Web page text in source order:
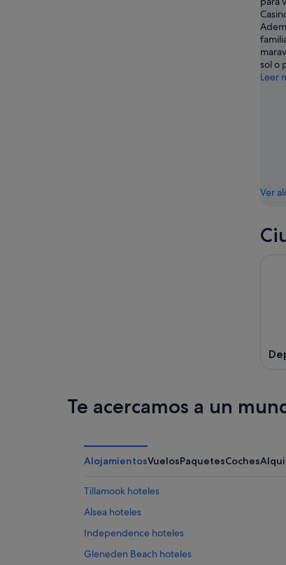
sol o
Leer
Ver
Te acercamos a un
AlojamientosVuelosPaquetesCoches
Tillamook hoteles
Alsea hoteles
Independence hoteles
Gleneden Beach hoteles